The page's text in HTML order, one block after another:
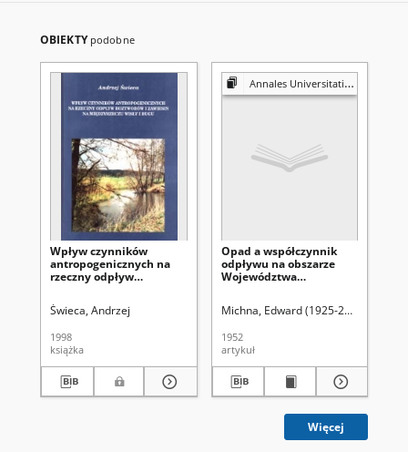
OBIEKTY podobne
Wpływ czynników
antropogenicznych na
rzeczny odpływ
międzyrzeczu Wisły i
Bugu = Anthropogenic
of solutes and
suspended sediment in
the Vistula and Bug
interfluve
Świeca, Andrzej
1998
książka
Annales Universitatis Mariae Curie-Skłodowska. Sectio B, Geographia, Geologia, Mineralogia et Petrographia
Opad a współczynnik
odpływu na obszarze
Województwa
Michna, Edward (1925-2008)
1952
artykuł
Więcej